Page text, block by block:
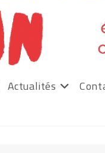
Actualités